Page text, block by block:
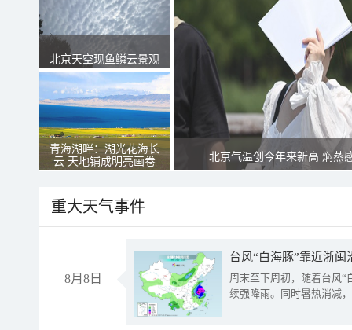
北京天空现鱼鳞云景观
青海湖畔：湖光花海长
云 天地铺成明亮画卷
北京气温创今年来新高 焖蒸
重大天气事件
8月8日
台风“白海豚”靠近浙
周末至下周初，随着台风“
续强降雨。同时暑热消减